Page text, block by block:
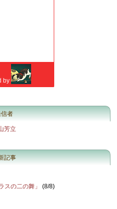
者
芳立
記事
スの二の舞」
(8/8)